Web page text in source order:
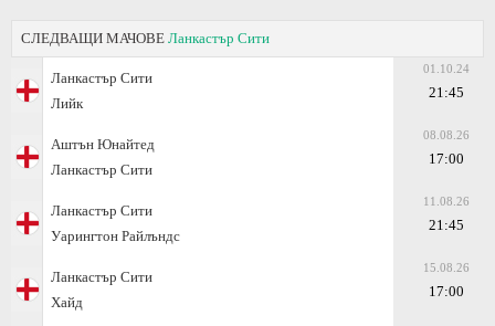
СЛЕДВАЩИ МАЧОВЕ Ланкастър Сити
Ланкастър Сити
Лийк
01.10.24
21:45
Аштън Юнайтед
Ланкастър Сити
08.08.26
17:00
Ланкастър Сити
Уарингтон Райлъндс
11.08.26
21:45
Ланкастър Сити
Хайд
15.08.26
17:00